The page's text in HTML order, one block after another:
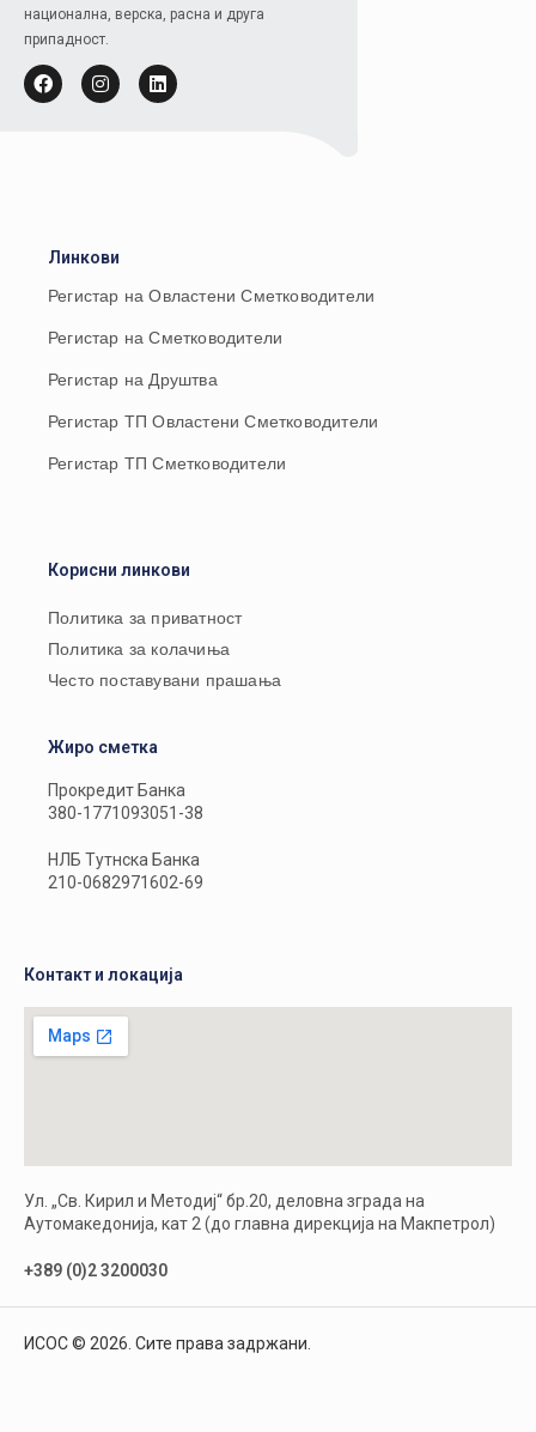
национална, верска, расна и друга
припадност.
Линкови
Регистар на Овластени Сметководители
Регистар на Сметководители
Регистар на Друштва
Регистар ТП Овластени Сметководители
Регистар ТП Сметководители
Корисни линкови
Политика за приватност
Политика за колачиња
Често поставувани прашања
Жиро сметка
Прокредит Банка
380-1771093051-38
НЛБ Тутнска Банка
210-0682971602-69
Контакт и локација
Ул. „Св. Кирил и Методиј“ бр.20, деловна зграда на
Аутомакедонија, кат 2 (до главна дирекција на Макпетрол)
+389 (0)2 3200030
ИСОС © 2026. Сите права задржани.